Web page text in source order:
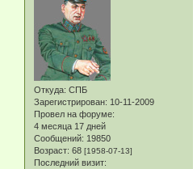
Откуда: СПБ
Зарегистрирован: 10-11-2009
Провел на форуме:
4 месяца 17 дней
Сообщений: 19850
Возраст: 68 [1958-07-13]
Последний визит: